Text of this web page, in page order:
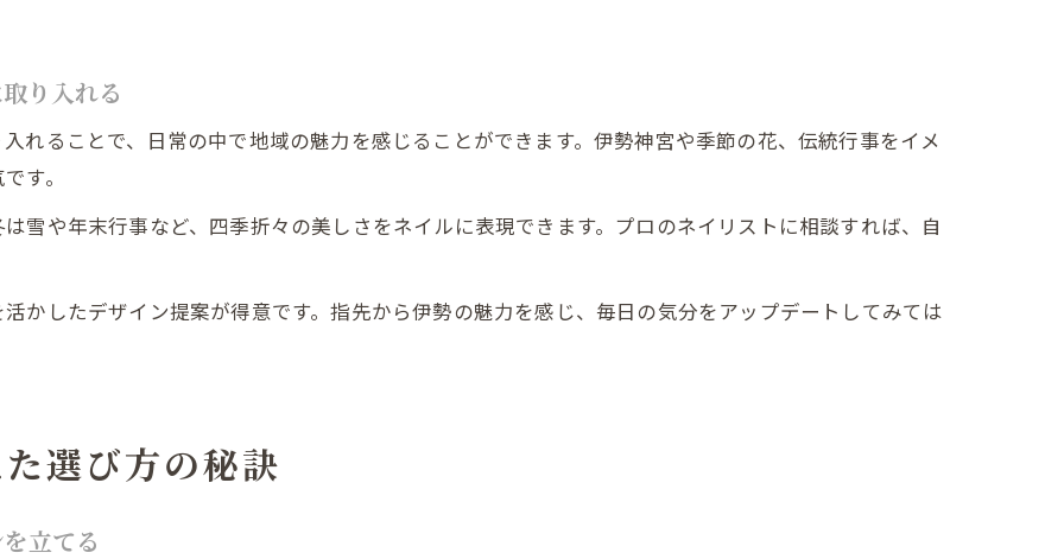
り入れる
れることで、日常の中で地域の魅力を感じることができます。伊勢神宮や季節の花、伝統行事をイメ
す。
雪や年末行事など、四季折々の美しさをネイルに表現できます。プロのネイリストに相談すれば、自
かしたデザイン提案が得意です。指先から伊勢の魅力を感じ、毎日の気分をアップデートしてみては
選び方の秘訣
立てる